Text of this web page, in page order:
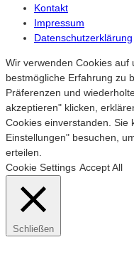
Kontakt
Impressum
Datenschutzerklärung
Wir verwenden Cookies
bestmögliche Erfahrung zu
Präferenzen und
akzeptieren" klicken,
Cookies einverstanden. Sie
Einstellungen" besuchen,
erteilen.
Cookie Settings Accept All
Schließen